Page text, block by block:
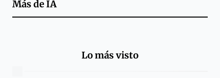
Más deIA
Lo más visto